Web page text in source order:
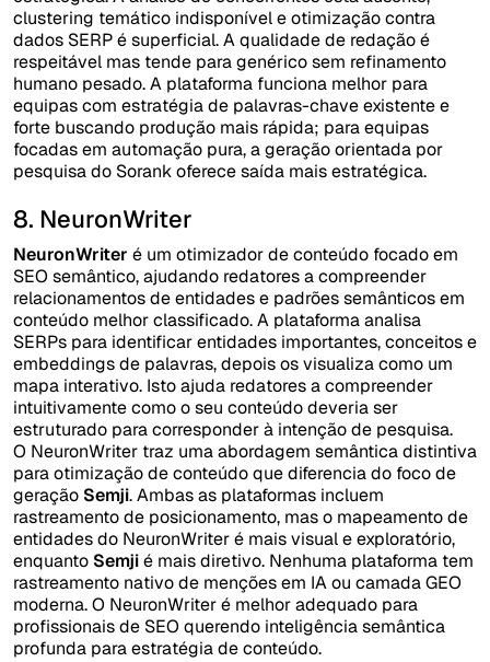
clustering temático indisponível e otimização contra
dados SERP é superficial. A qualidade de redação é
respeitável mas tende para genérico sem refinamento
humano pesado. A plataforma funciona melhor para
equipas com estratégia de palavras-chave existente e
forte buscando produção mais rápida; para equipas
focadas em automação pura, a geração orientada por
pesquisa do Sorank oferece saída mais estratégica.
8. NeuronWriter
NeuronWriter é um otimizador de conteúdo focado em
SEO semântico, ajudando redatores a compreender
relacionamentos de entidades e padrões semânticos em
conteúdo melhor classificado. A plataforma analisa
SERPs para identificar entidades importantes, conceitos e
embeddings de palavras, depois os visualiza como um
mapa interativo. Isto ajuda redatores a compreender
intuitivamente como o seu conteúdo deveria ser
estruturado para corresponder à intenção de pesquisa.
O NeuronWriter traz uma abordagem semântica distintiva
para otimização de conteúdo que diferencia do foco de
geração Semji. Ambas as plataformas incluem
rastreamento de posicionamento, mas o mapeamento de
entidades do NeuronWriter é mais visual e exploratório,
enquanto Semjié mais diretivo. Nenhuma plataforma tem
rastreamento nativo de menções em IA ou camada GEO
moderna. O NeuronWriter é melhor adequado para
profissionais de SEO querendo inteligência semântica
profunda para estratégia de conteúdo.